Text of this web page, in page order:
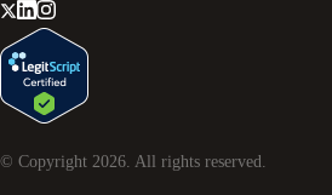
© Copyright 2026 . All rights reserved.